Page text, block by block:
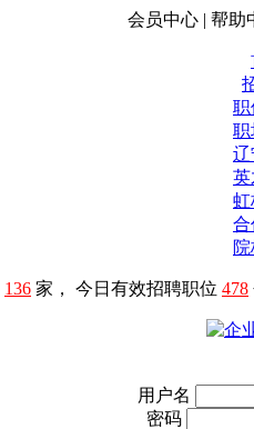
会员中心 | 帮助
职
职
辽
英
虹
合
136 家， 今日有效招聘职位 478
用户名
密码